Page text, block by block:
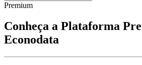
Premium
Conheça a Plataforma
Econodata